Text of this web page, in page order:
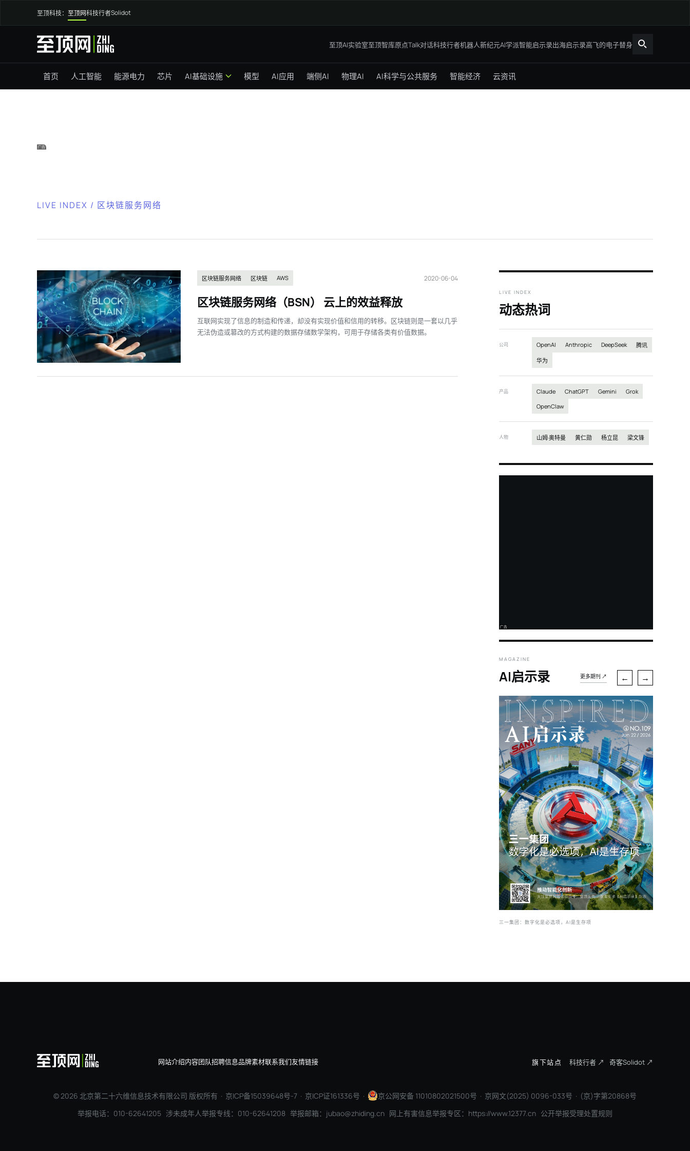
至顶科技： 至顶网科技行者Solidot
至顶AI实验室至顶智库原点Talk对话科技行者机器人新纪元AI学派智能启示录出海启示录高飞的电子替身
首页 人工智能 能源电力 芯片 AI基础设施 模型 AI应用 端侧AI 物理AI AI科学与公共服务 智能经济 云资讯
LIVE INDEX / 区块链服务网络
区块链服务网络 区块链 AWS 2020-06-04
区块链服务网络（BSN） 云上的效益释放
互联网实现了信息的制造和传递，却没有实现价值和信用的转移。区块链则是一套以几乎
无法伪造或篡改的方式构建的数据存储数学架构，可用于存储各类有价值数据。
LIVE INDEX
动态热词
公司 OpenAI Anthropic DeepSeek
腾讯
华为
产品 Claude ChatGPT Gemini
Grok
OpenClaw
人物 山姆·奥特曼 黄仁勋 杨立昆 梁文锋
MAGAZINE
AI启示录 更多期刊 ↗ ← →
三一集团：数字化是必选项，AI是生存项
网站介绍内容团队招聘信息品牌素材联系我们友情链接 旗下站点 科技行者 ↗ 奇客Solidot ↗
© 2026 北京第二十六维信息技术有限公司 版权所有 · 京ICP备15039648号-7 · 京ICP证161336号 ·
京公网安备 11010802021500号 · 京网文(2025) 0096-033号 · (京)字第20868号
举报电话：010-62641205 涉未成年人举报专线：010-62641208 举报邮箱：jubao@zhiding.cn 网上有害信息举报专区： https://www.12377.cn 公开举报受理处置规则